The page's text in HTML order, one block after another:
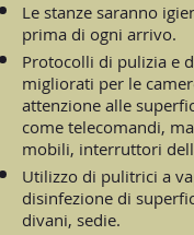
Le stanze saranno
prima di ogni arrivo.
Protocolli di pulizia e
migliorati per le
attenzione alle
come telecomandi,
mobili, interruttori
Utilizzo di pulitrici a
disinfezione di
divani, sedie.